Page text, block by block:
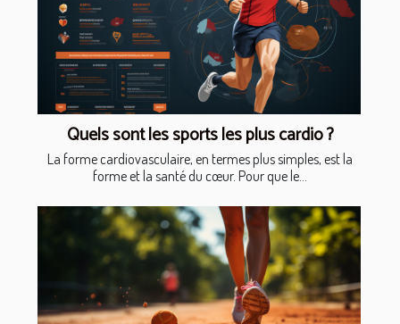
Quels sont les sports les plus cardio ?
La forme cardiovasculaire, en termes plus simples, est la
forme et la santé du cœur. Pour que le...